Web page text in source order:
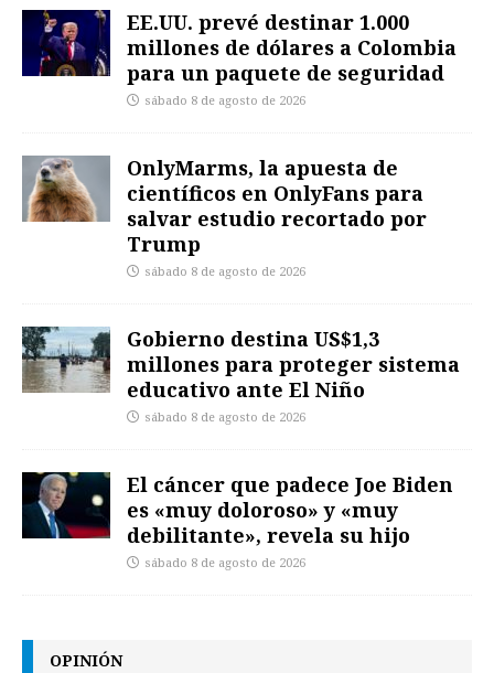
EE.UU. prevé destinar 1.000
millones de dólares a Colombia
para un paquete de seguridad
sábado 8 de agosto de 2026
OnlyMarms, la apuesta de
científicos en OnlyFans para
salvar estudio recortado por
Trump
sábado 8 de agosto de 2026
Gobierno destina US$1,3
millones para proteger sistema
educativo ante El Niño
sábado 8 de agosto de 2026
El cáncer que padece Joe Biden
es «muy doloroso» y «muy
debilitante», revela su hijo
sábado 8 de agosto de 2026
OPINIÓN